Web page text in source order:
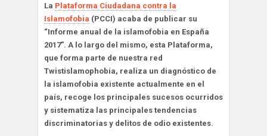
La Plataforma Ciudadana contra la
Islamofobia (PCCI) acaba de publicar su
“Informe anual de la islamofobia en España
2017”. A lo largo del mismo, esta Plataforma,
que forma parte de nuestra red
Twistislamophobia, realiza un diagnóstico de
la islamofobia existente actualmente en el
país, recoge los principales sucesos ocurridos
y sistematiza las principales tendencias
discriminatorias y delitos de odio existentes.